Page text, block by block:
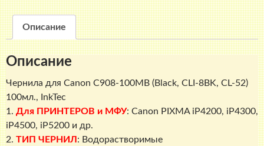
C908-
100MB
(Black,
CLI-
8BK,
CL-
52)
100мл.,
InkTec
Описание
Описание
Чернила для Canon C908-100MB (Black, CLI-8BK, CL-52)
100мл., InkTec
1. Для ПРИНТЕРОВ и МФУ: Canon PIXMA iP4200, iP4300,
iP4500, iP5200 и др.
2. ТИП ЧЕРНИЛ : Водорастворимые